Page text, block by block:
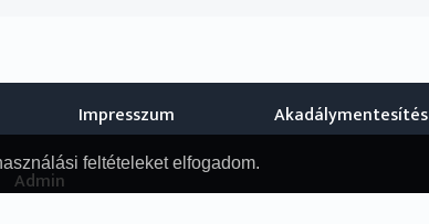
Impresszum Akadálymentesítés
Admin
feltételeket elfogadom.